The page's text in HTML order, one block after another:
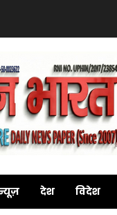
न्यूज़ देश विदेश